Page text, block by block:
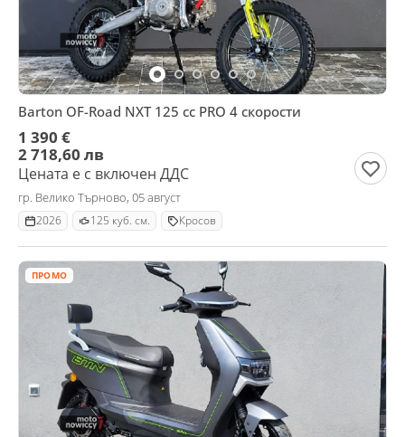
Barton OF-Road NXT 125 cc PRO 4 скорости
1 390 €
2 718,60 лв
Цената е с включен ДДС
гр. Велико Търново, 05 август
2026 125 куб. см. Кросов
ПРОМО